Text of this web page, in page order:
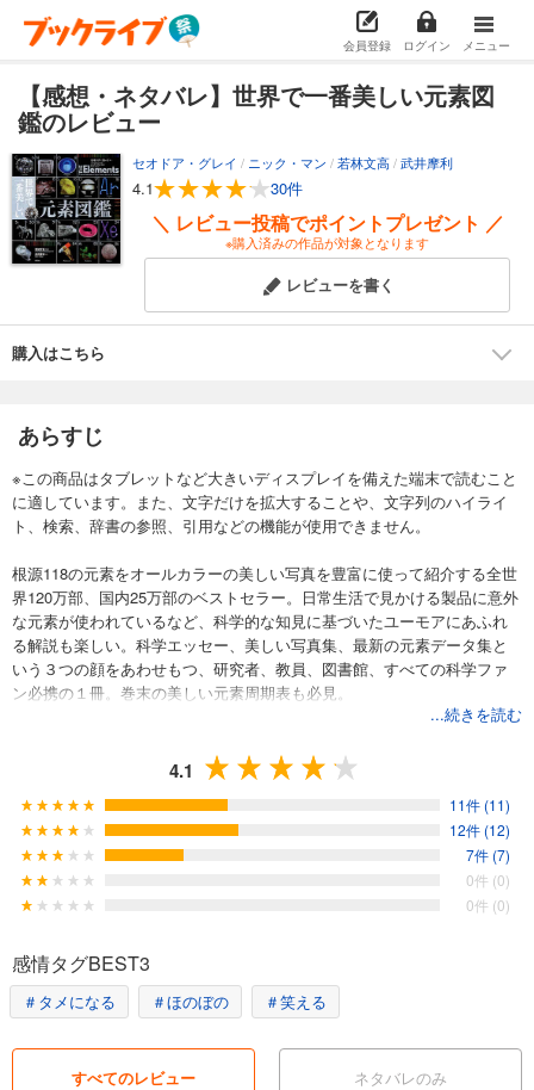
会員登録 ログイン メニュー
【感想・ネタバレ】世界で一番美しい元素図
鑑のレビュー
セオドア・グレイ / ニック・マン /若林文高/武井摩利
4.1 30件
＼ レビュー投稿でポイントプレゼント ／
※購入済みの作品が対象となります
レビューを書く
購入はこちら
あらすじ
※この商品はタブレットなど大きいディスプレイを備えた端末で読むこと
に適しています。また、文字だけを拡大することや、文字列のハイライ
ト、検索、辞書の参照、引用などの機能が使用できません。
根源118の元素をオールカラーの美しい写真を豊富に使って紹介する全世
界120万部、国内25万部のベストセラー。日常生活で見かける製品に意外
な元素が使われているなど、科学的な知見に基づいたユーモアにあふれ
る解説も楽しい。科学エッセー、美しい写真集、最新の元素データ集と
いう３つの顔をあわせもつ、研究者、教員、図書館、すべての科学ファ
ン必携の１冊。巻末の美しい元素周期表も必見。
...続きを読む
4.1
11件 (11)
12件 (12)
7件 (7)
0件 (0)
0件 (0)
感情タグBEST3
＃タメになる ＃ほのぼの ＃笑える
すべてのレビュー ネタバレのみ